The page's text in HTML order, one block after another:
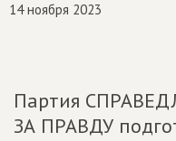
14 ноября 2023
Партия
ЗА ПРАВДУ